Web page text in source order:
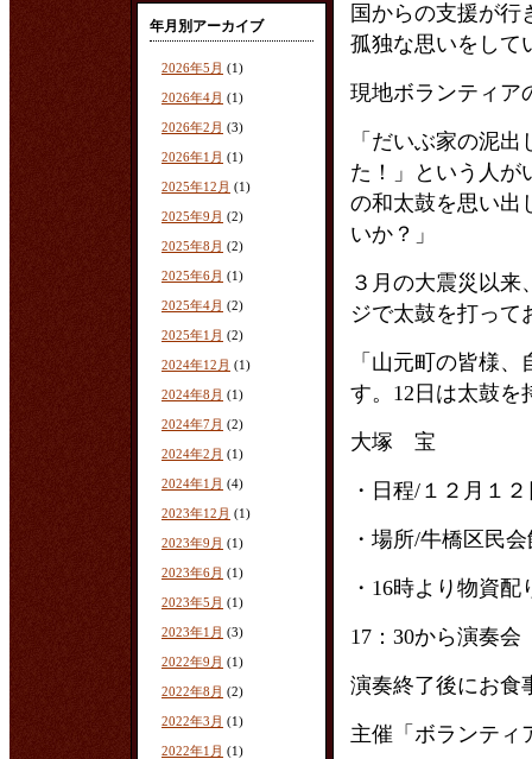
年月別アーカイブ
2026年5月 (1)
2026年4月 (1)
2026年2月 (3)
2026年1月 (1)
2025年12月 (1)
2025年9月 (2)
2025年8月 (2)
2025年6月 (1)
2025年4月 (2)
2025年1月 (2)
2024年12月 (1)
2024年8月 (1)
2024年7月 (2)
2024年2月 (1)
2024年1月 (4)
2023年12月 (1)
2023年9月 (1)
2023年6月 (1)
2023年5月 (1)
2023年1月 (3)
2022年9月 (1)
2022年8月 (2)
2022年3月 (1)
2022年1月 (1)
国からの支援が行
孤独な思いをして
現地ボランティア
「だいぶ家の泥
た！」という人が
の和太鼓を思い出
いか？」
３月の大震災以
ジで太鼓を打って
「山元町の皆様
す。12日は太鼓を
大塚 宝
・日程/１２月１
・場所/牛橋区民
・16時より物資配
17：30から演奏会
演奏終了後にお食
主催「ボランテ